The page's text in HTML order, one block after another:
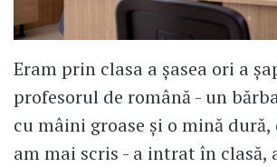
Eram prin clasa a șasea ori a
profesorul de română - un
cu mâini groase și o mină dură,
am mai scris - a intrat în clasă,